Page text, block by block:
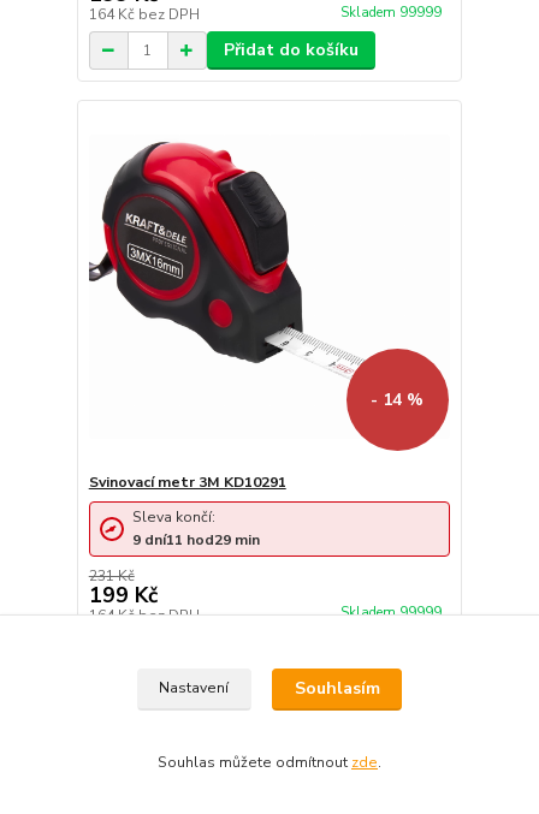
164 Kč bez DPH Skladem 99999
Přidat do košíku
- 14 %
Svinovací metr 3M KD10291
231 Kč
199 Kč
164 Kčbez DPH Skladem 99999
Sleva končí:
9 dní11 hod29 min
Nastavení Souhlasím
Souhlas můžete odmítnout zde.